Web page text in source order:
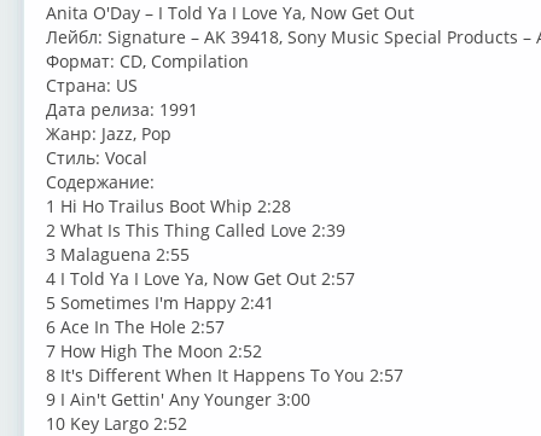
Anita O'Day – I Told Ya I Love Ya, Now Get Out
Лейбл: Signature – AK 39418, Sony Music Special Products –
Формат: CD, Compilation
Страна: US
Дата релиза: 1991
Жанр: Jazz, Pop
Стиль: Vocal
Содержание:
1 Hi Ho Trailus Boot Whip 2:28
2 What Is This Thing Called Love 2:39
3 Malaguena 2:55
4 I Told Ya I Love Ya, Now Get Out 2:57
5 Sometimes I'm Happy 2:41
6 Ace In The Hole 2:57
7 How High The Moon 2:52
8 It's Different When It Happens To You 2:57
9 I Ain't Gettin' Any Younger 3:00
10 Key Largo 2:52